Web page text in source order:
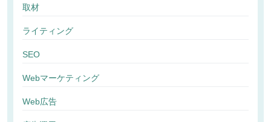
取材
ライティング
SEO
Webマーケティング
Web広告